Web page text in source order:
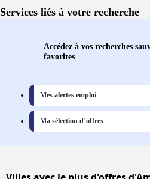
Services liés à votre recherche
Accédez à vos recherches
favorites
Mes alertes emploi
Ma sélection d’offres